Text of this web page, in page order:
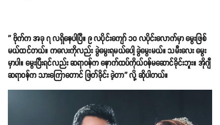
'' ဗိုက်က အခု ၇ လရှိနေပါပြီ။ ၉ လပိုင်းကျော် ၁၀ လပိုင်းလောက်မှာ မွေးဖြစ်
မယ်ထင်တယ်။ ကလေးကိုလည်း ခွဲမွေးရမယ်ပေါ့ ခွဲမွေးမယ်။ သမီးလေး မွေး
မှာပါ။ မွေးပြီးရင်လည်း ဆရာဝန်က နောက်ထပ်ကိုယ်ဝန်မဆောင်ခိုင်းဘူး။ အိုဂျီ
ဆရာဝန်က သားကြောတောင် ဖြတ်ခိုင်း ခဲ့တာ'' လို့ ဆိုပါတယ်။